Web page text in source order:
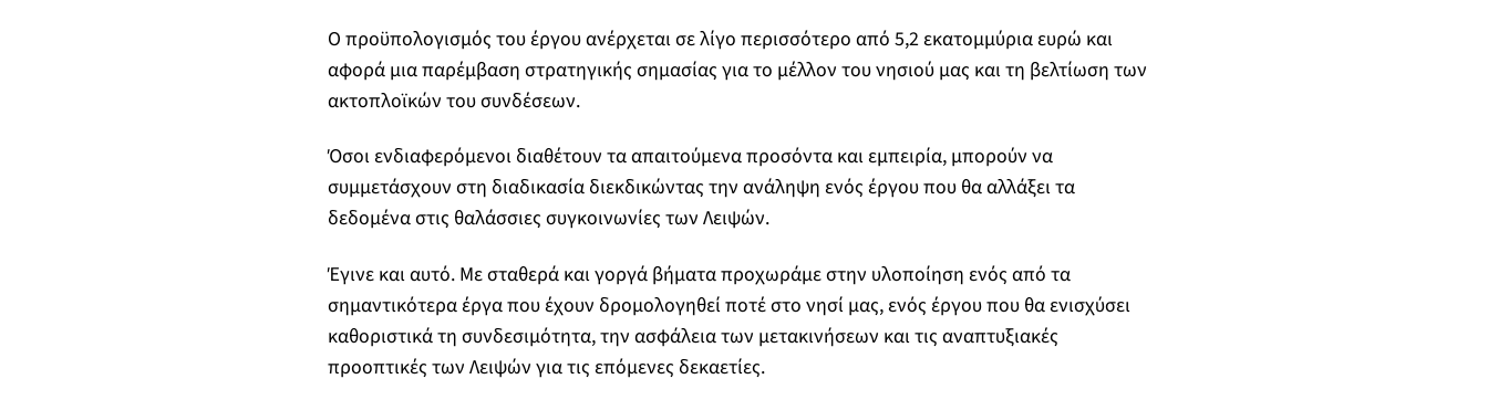
Ο προϋπολογισμός του έργου ανέρχεται σε λίγο περισσότερο από 5,2 εκατομμύρια ευρώ και
αφορά μια παρέμβαση στρατηγικής σημασίας για το μέλλον του νησιού μας και τη βελτίωση των
ακτοπλοϊκών του συνδέσεων.
Όσοι ενδιαφερόμενοι διαθέτουν τα απαιτούμενα προσόντα και εμπειρία, μπορούν να
συμμετάσχουν στη διαδικασία διεκδικώντας την ανάληψη ενός έργου που θα αλλάξει τα
δεδομένα στις θαλάσσιες συγκοινωνίες των Λειψών.
Έγινε και αυτό. Με σταθερά και γοργά βήματα προχωράμε στην υλοποίηση ενός από τα
σημαντικότερα έργα που έχουν δρομολογηθεί ποτέ στο νησί μας, ενός έργου που θα ενισχύσει
καθοριστικά τη συνδεσιμότητα, την ασφάλεια των μετακινήσεων και τις αναπτυξιακές
προοπτικές των Λειψών για τις επόμενες δεκαετίες.